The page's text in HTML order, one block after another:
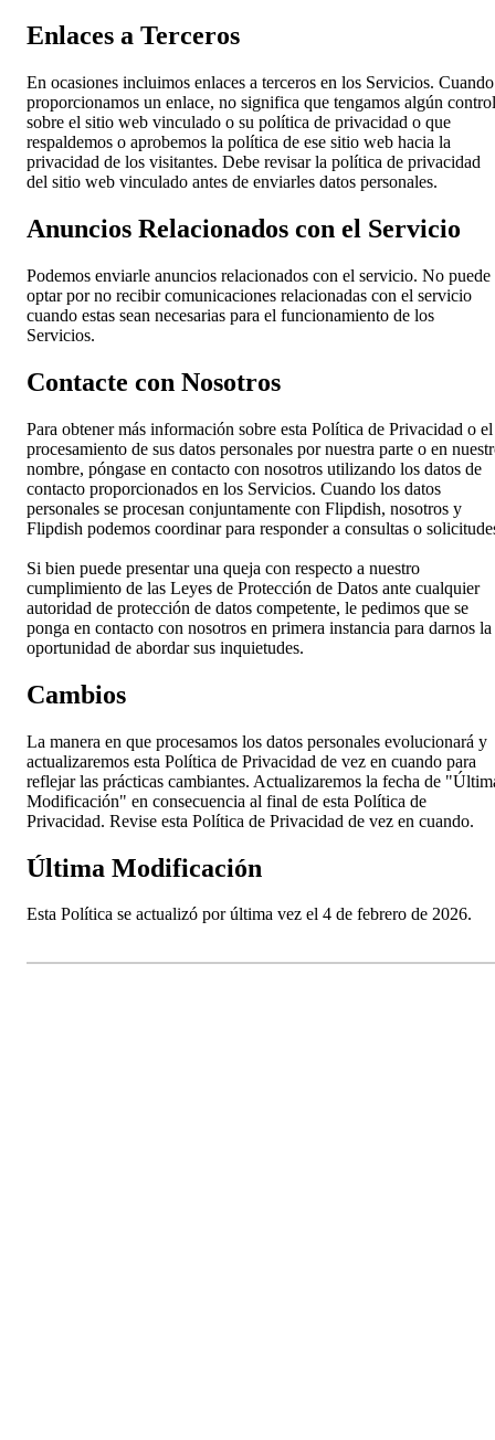
Enlaces a Terceros
En ocasiones incluimos enlaces a terceros en los Servicios. Cuando
proporcionamos un enlace, no significa que tengamos algún control
sobre el sitio web vinculado o su política de privacidad o que
respaldemos o aprobemos la política de ese sitio web hacia la
privacidad de los visitantes. Debe revisar la política de privacidad
del sitio web vinculado antes de enviarles datos personales.
Anuncios Relacionados con el Servicio
Podemos enviarle anuncios relacionados con el servicio. No puede
optar por no recibir comunicaciones relacionadas con el servicio
cuando estas sean necesarias para el funcionamiento de los
Servicios.
Contacte con Nosotros
Para obtener más información sobre esta Política de Privacidad o el
procesamiento de sus datos personales por nuestra parte o en
nombre, póngase en contacto con nosotros utilizando los datos de
contacto proporcionados en los Servicios. Cuando los datos
personales se procesan conjuntamente con Flipdish, nosotros y
Flipdish podemos coordinar para responder a consultas o
Si bien puede presentar una queja con respecto a nuestro
cumplimiento de las Leyes de Protección de Datos ante cualquier
autoridad de protección de datos competente, le pedimos que se
ponga en contacto con nosotros en primera instancia para darnos la
oportunidad de abordar sus inquietudes.
Cambios
La manera en que procesamos los datos personales evolucionará y
actualizaremos esta Política de Privacidad de vez en cuando para
reflejar las prácticas cambiantes. Actualizaremos la fecha de
Modificación" en consecuencia al final de esta Política de
Privacidad. Revise esta Política de Privacidad de vez en cuando.
Última Modificación
Esta Política se actualizó por última vez el 4 de febrero de 2026.